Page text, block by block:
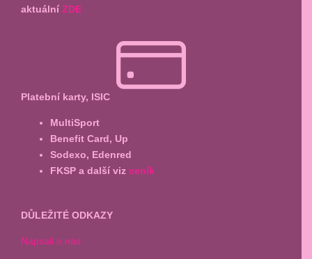
aktuální ZDE
Platební karty, ISIC
MultiSport
Benefit Card, Up
Sodexo, Edenred
FKSP a další viz ceník
DŮLEŽITÉ ODKAZY
Napsali o nás